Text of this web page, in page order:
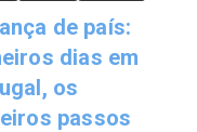
de país:
dias em
os
passos